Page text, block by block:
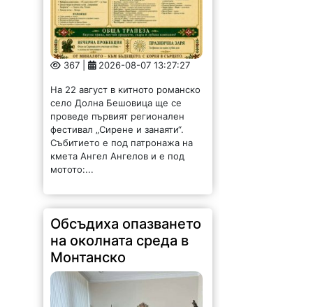
367 | 2026-08-07 13:27:27
село Долна Бешовица ще се
проведе първият регионален
фестивал „Сирене и занаяти“.
Събитието е под патронажа на
кмета Ангел Ангелов и е под
мотото:...
Обсъдиха опазването
на околната среда в
Монтанско